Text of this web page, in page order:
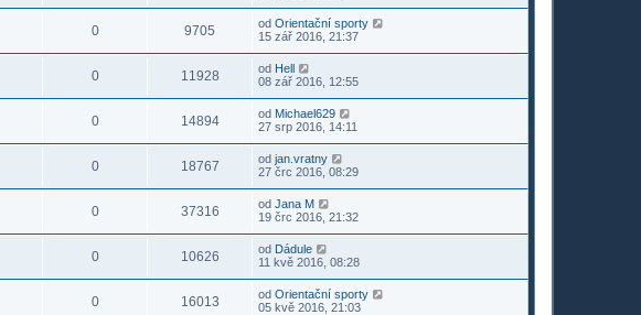
0 9705 od Orientační sporty
15 zář 2016, 21:37
0 11928 od Hell
08 zář 2016, 12:55
0 14894 od Michael629
27 srp 2016, 14:11
0 18767 od jan.vratny
27 črc 2016, 08:29
0 37316 od Jana M
19 črc 2016, 21:32
0 10626 od Dádule
11 kvě 2016, 08:28
0 16013 od Orientační sporty
05 kvě 2016, 21:03